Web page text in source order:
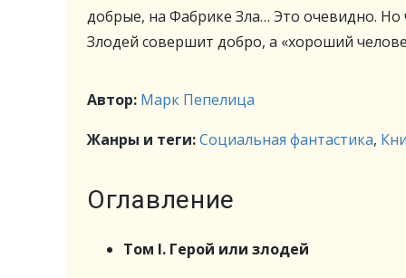
добрые, на Фабрике Зла… Это очевидно.
Злодей совершит добро, а «хороший
Автор: Марк Пепелица
Жанры и теги:Социальная фантастика,
Оглавление
Том I. Герой или злодей